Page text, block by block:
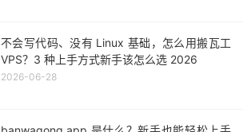
不会写代码、没有 Linux 基础，怎么用搬瓦工
VPS？3 种上手方式新手该怎么选 2026
2026-06-28